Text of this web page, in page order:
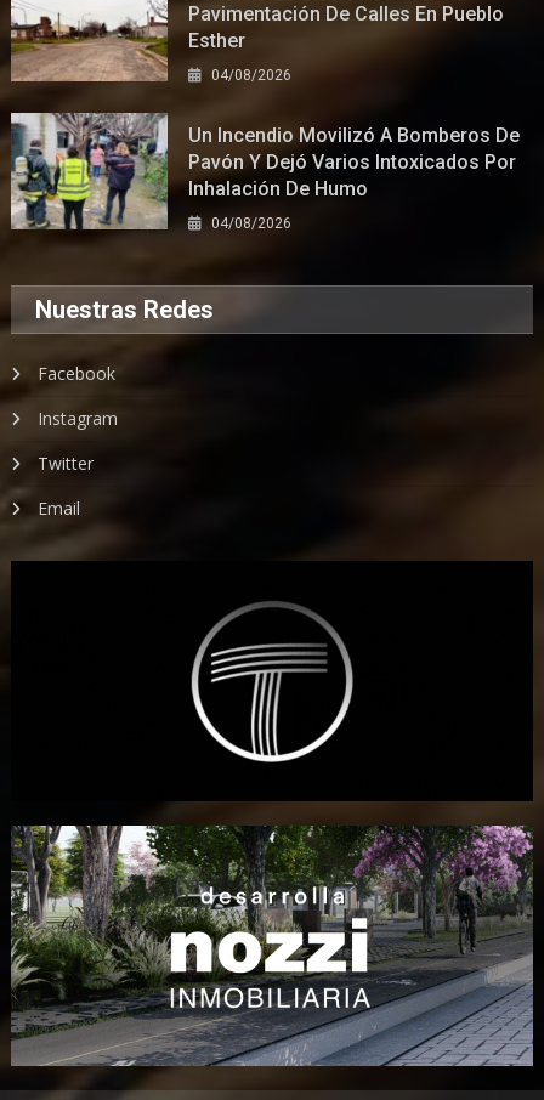
Pavimentación De Calles En Pueblo
Esther
04/08/2026
Un Incendio Movilizó A Bomberos De
Pavón Y Dejó Varios Intoxicados Por
Inhalación De Humo
04/08/2026
Nuestras Redes
Facebook
Instagram
Twitter
Email